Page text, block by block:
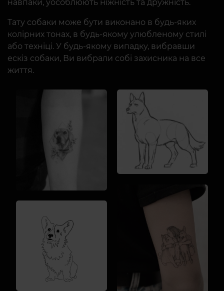
навпаки, уособлюють ніжність та дружність.
Тату собаки може бути виконано в будь-яких
колірних тонах, в будь-якому улюбленому стилі
або техніці. У будь-якому випадку, вибравши
ескіз собаки, Ви вибрали собі захисника на все
життя.